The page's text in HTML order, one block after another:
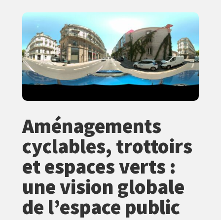
Aménagements
cyclables, trottoirs
et espaces verts :
une vision globale
de l’espace public